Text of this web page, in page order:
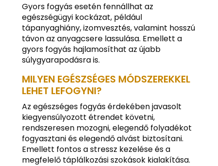
Gyors fogyás esetén fennállhat az
egészségügyi kockázat, például
tápanyaghiány, izomvesztés, valamint hosszú
távon az anyagcsere lassulása. Emellett a
gyors fogyás hajlamosíthat az újabb
súlygyarapodásra is.
MILYEN EGÉSZSÉGES MÓDSZEREKKEL
LEHET LEFOGYNI?
Az egészséges fogyás érdekében javasolt
kiegyensúlyozott étrendet követni,
rendszeresen mozogni, elegendő folyadékot
fogyasztani és elegendő alvást biztosítani.
Emellett fontos a stressz kezelése és a
megfelelő táplálkozási szokások kialakítása.